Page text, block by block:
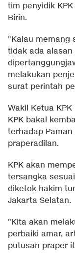
tim penyidik
Birin.
"Kalau memang
tidak ada
melakukan
surat perintah
Wakil Ketua
KPK bakal
terhadap
praperadilan.
KPK akan
tersangka
diketok hakim
Jakarta Selatan.
"Kita akan
perbaiki amar,
putusan praper